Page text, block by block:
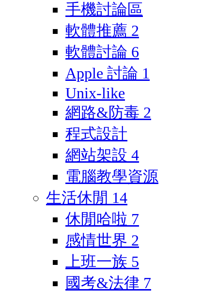
手機討論區
軟體推薦 2
軟體討論 6
Apple 討論 1
Unix-like
網路&防毒 2
程式設計
網站架設 4
電腦教學資源
生活休閒 14
休閒哈啦 7
感情世界 2
上班一族 5
國考&法律 7